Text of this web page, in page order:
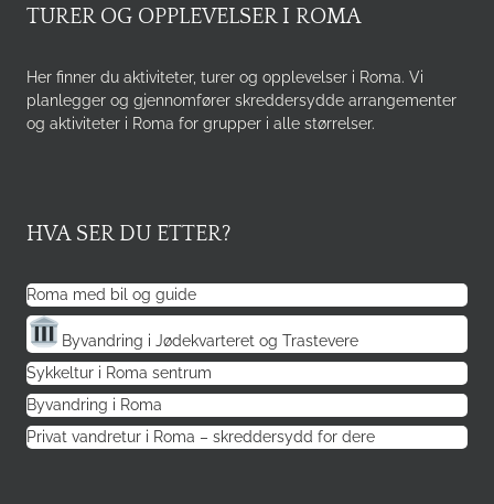
TURER OG OPPLEVELSER I ROMA
Her finner du aktiviteter, turer og opplevelser i Roma. Vi
planlegger og gjennomfører skreddersydde arrangementer
og aktiviteter i Roma for grupper i alle størrelser.
HVA SER DU ETTER?
Roma med bil og guide
Byvandring i Jødekvarteret og Trastevere
Sykkeltur i Roma sentrum
Byvandring i Roma
Privat vandretur i Roma – skreddersydd for dere